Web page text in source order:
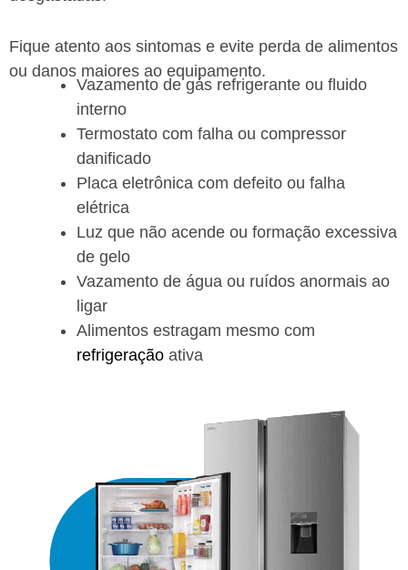
Fique atento aos sintomas e evite perda de alimentos
ou danos maiores ao equipamento.
Vazamento de gás refrigerante ou fluido
interno
Termostato com falha ou compressor
danificado
Placa eletrônica com defeito ou falha
elétrica
Luz que não acende ou formação excessiva
de gelo
Vazamento de água ou ruídos anormais ao
ligar
Alimentos estragam mesmo com
refrigeração ativa